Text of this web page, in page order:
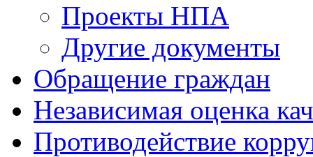
Проекты НПА
Другие документы
Обращение граждан
Независимая оценка
Противодействие